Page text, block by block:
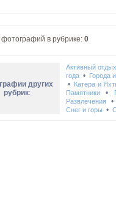
фотографий в рубрике: 0
других
рубрик:
Активный отдых
года• Города
• Катера и
Памятники•
Развлечения
Снег и горы •